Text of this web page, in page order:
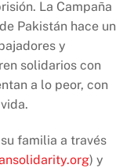
La Campaña
Pakistán hace un
y
solidarios con
a lo peor, con
familia a través
) y